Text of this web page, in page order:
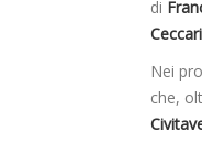
di
Nei
che,